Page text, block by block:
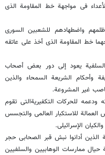
فی مواجهة خط المقاومة الذی
ظلمهم واضطهادهم للشعبین السوری
خط المقاومة الذی أخذ على عاتقه
یعود إلى دور بعض أصحاب
وأحکام الشریعة السمحاء والذین
غیر المشروعة.
ودعمه للحرکات التکفیریةالتی تقوم
للاستکبار العالمی والتجسس
الإسرائیلی.
أدانوا نبش قبر الصحابی حجر
ممارسات الوهابیین والسلفیین